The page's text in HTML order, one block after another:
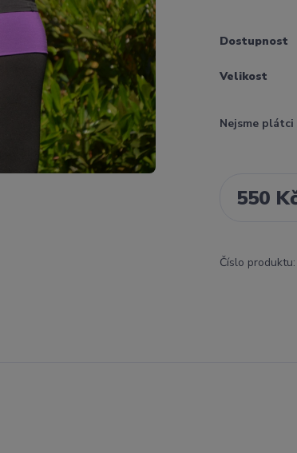
Dostupnost
Velikost
Nejsme plátci
550
Číslo produktu: